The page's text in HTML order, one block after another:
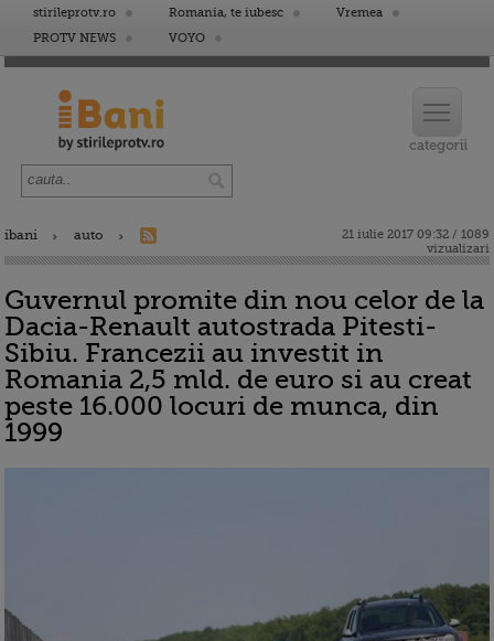
stirileprotv.ro Romania, te iubesc
Vremea
PROTV NEWS
VOYO
ibani auto
21 iulie 2017 09:32 / 1089
vizualizari
Guvernul promite din nou celor de la
Dacia-Renault autostrada Pitesti-
Sibiu. Francezii au investit in
Romania 2,5 mld. de euro si au creat
peste 16.000 locuri de munca, din
1999